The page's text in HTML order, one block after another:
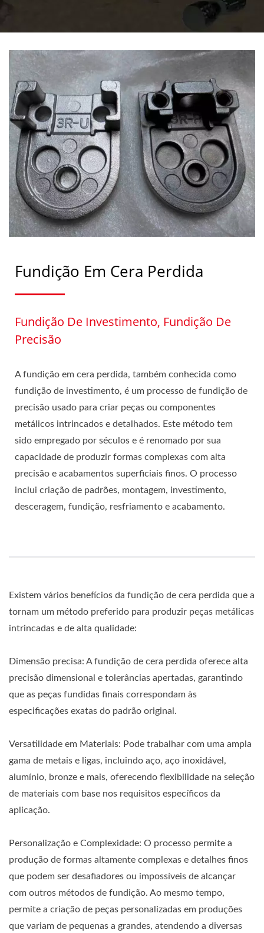
FERRAGENS DE
SEGURANÇA PARA
PORTAS
Fundição Em Cera Perdida
Fundição De Investimento, Fundição De
Precisão
A fundição em cera perdida, também conhecida como
fundição de investimento, é um processo de fundição de
precisão usado para criar peças ou componentes
metálicos intrincados e detalhados. Este método tem
sido empregado por séculos e é renomado por sua
capacidade de produzir formas complexas com alta
precisão e acabamentos superficiais finos. O processo
inclui criação de padrões, montagem, investimento,
desceragem, fundição, resfriamento e acabamento.
Existem vários benefícios da fundição de cera perdida que a
tornam um método preferido para produzir peças metálicas
intrincadas e de alta qualidade:
Dimensão precisa: A fundição de cera perdida oferece alta
precisão dimensional e tolerâncias apertadas, garantindo
que as peças fundidas finais correspondam às
especificações exatas do padrão original.
Versatilidade em Materiais: Pode trabalhar com uma ampla
gama de metais e ligas, incluindo aço, aço inoxidável,
alumínio, bronze e mais, oferecendo flexibilidade na seleção
de materiais com base nos requisitos específicos da
aplicação.
Personalização e Complexidade: O processo permite a
produção de formas altamente complexas e detalhes finos
que podem ser desafiadores ou impossíveis de alcançar
com outros métodos de fundição. Ao mesmo tempo,
permite a criação de peças personalizadas em produções
que variam de pequenas a grandes, atendendo a diversas